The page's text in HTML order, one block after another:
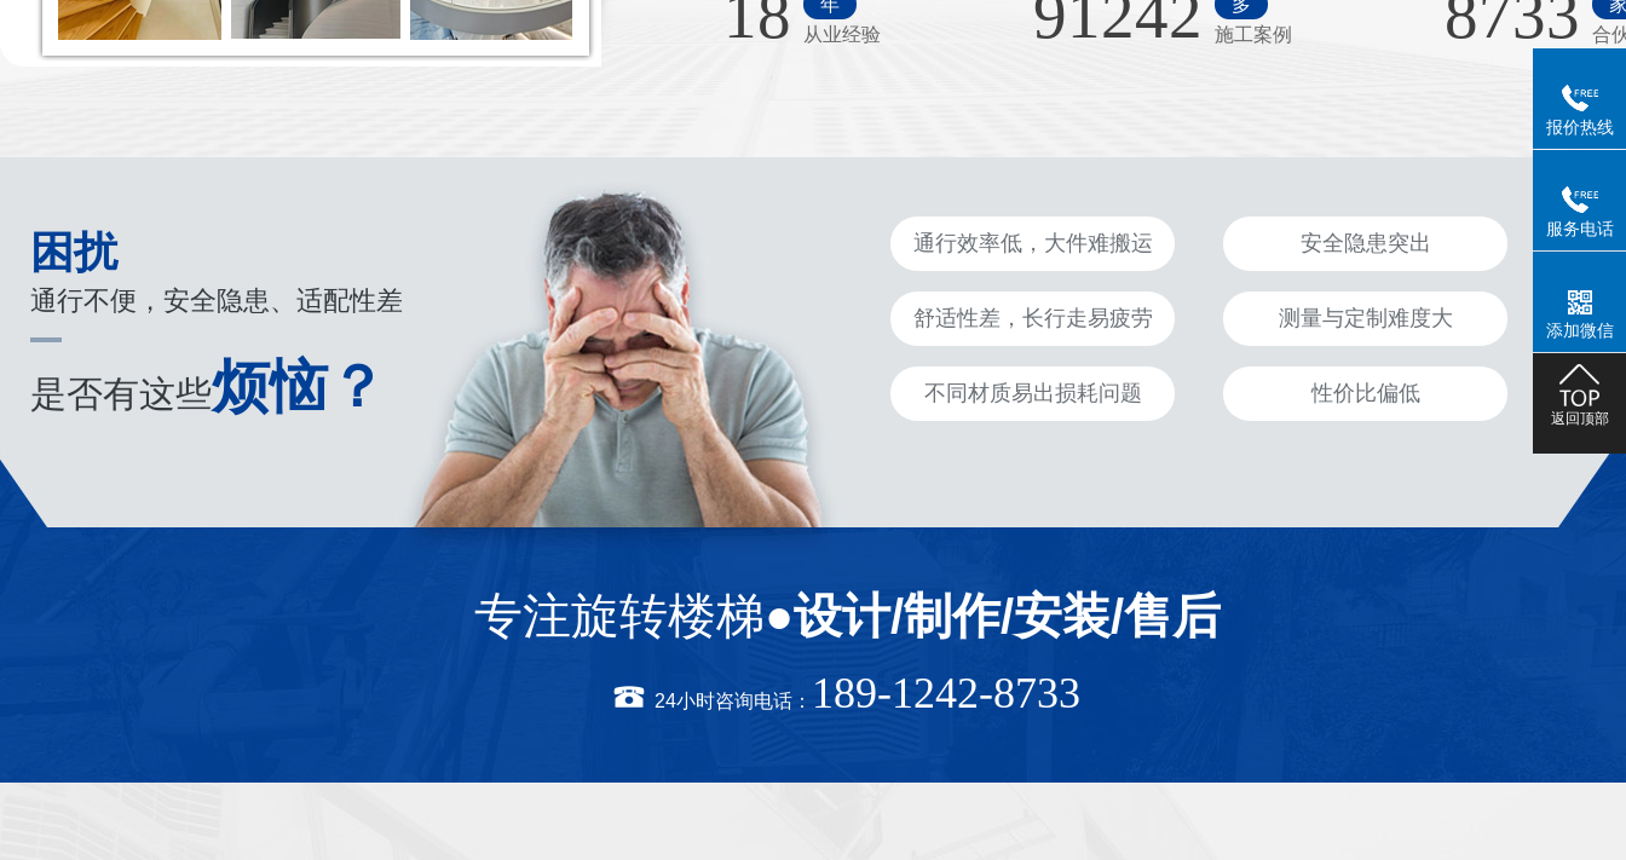
18
年
从业经验
91242
多
施工案例
8733
合
困扰
通行不便，安全隐患、适配性差
是否有这些烦恼？
通行效率低，大件难搬运 安全隐患突出
舒适性差，长行走易疲劳 测量与定制难度大
不同材质易出损耗问题 性价比偏低
专注旋转楼梯●设计/制作/安装/售后
24小时咨询电话： 189-1242-8733
报价热线
服务电话
添加微信
返回顶部